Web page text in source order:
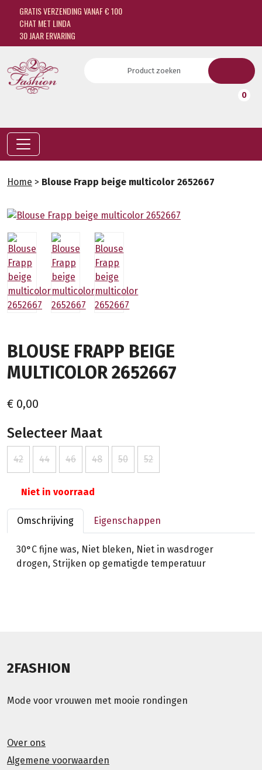
GRATIS VERZENDING VANAF € 100
CHAT MET LINDA
30 JAAR ERVARING
0
Home > Blouse Frapp beige multicolor 2652667
BLOUSE FRAPP BEIGE
MULTICOLOR 2652667
€ 0,00
Selecteer Maat
42 44 46 48 50 52
Niet in voorraad
Omschrijving Eigenschappen
30°C fijne was, Niet bleken, Niet in wasdroger
drogen, Strijken op gematigde temperatuur
2FASHION
Mode voor vrouwen met mooie rondingen
Over ons
Algemene voorwaarden